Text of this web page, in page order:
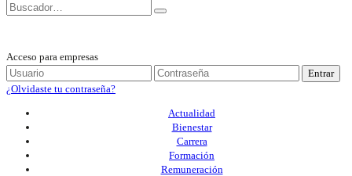
Acceso para empresas
Entrar
¿Olvidaste tu contraseña?
Actualidad
Bienestar
Carrera
Formación
Remuneración